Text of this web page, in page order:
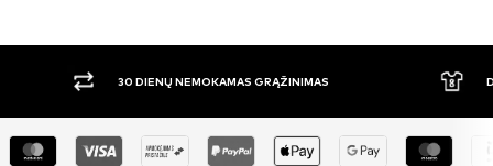
30 DIENŲ NEMOKAMAS GRĄŽINIMAS